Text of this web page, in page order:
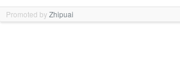
Promoted byZhipuai